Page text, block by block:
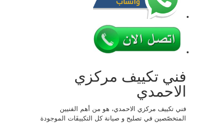
فني تكييف مركزي
الاحمدي
فني تكييف مركزي الاحمدي، هو من أهم الفنيين
المتخصّصين في تصليح و صيانة كل التكييفَات الموجودة